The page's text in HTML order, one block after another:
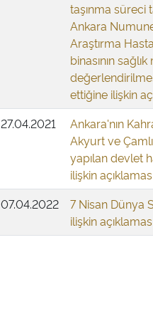
taşınma süreci
Ankara
Araştırma
binasının
ettiğine ilişkin
27.04.2021
Ankara'nın
Akyurt ve
yapılan devlet
ilişkin
07.04.2022
7 Nisan Dünya
ilişkin